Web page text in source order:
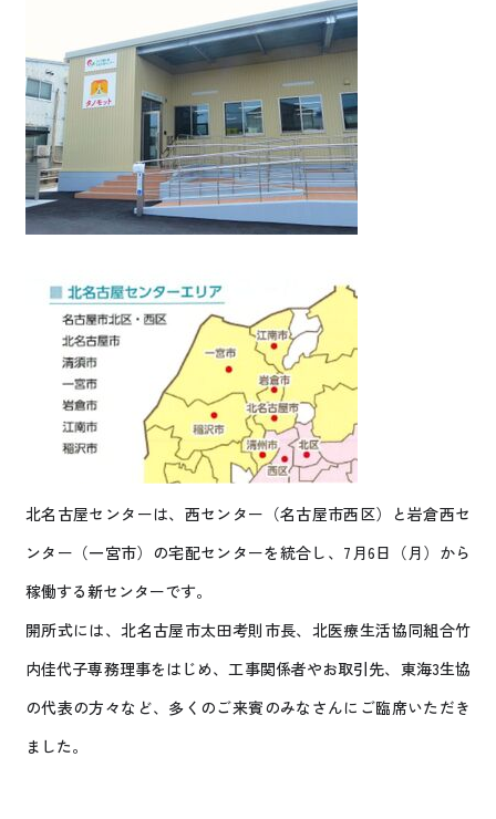
よくあるご質問
採用情報
北名古屋センターは、西センター（名古屋市西区）と岩倉西セ
ンター（一宮市）の宅配センターを統合し、7月6日（月）から
稼働する新センターです。
開所式には、北名古屋市太田考則 市長、北医療生活協同組合竹
内佳代子専務理事をはじめ、工事関係者やお取引先、東海3生協
の代表の方々など、多くのご来賓のみなさんにご臨席いただき
ました。